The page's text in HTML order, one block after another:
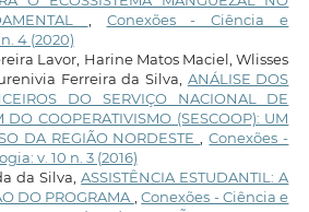
Conexões - Ciência e
4 (2020)
Lavor, Harine Matos Maciel, Wlisses
Ferreira da Silva, ANÁLISE DOS
DO SERVIÇO NACIONAL DE
DO COOPERATIVISMO (SESCOOP): UM
DA REGIÃO NORDESTE
,Conexões -
v. 10 n. 3 (2016)
da Silva,ASSISTÊNCIA ESTUDANTIL: A
DO PROGRAMA
,Conexões - Ciência e